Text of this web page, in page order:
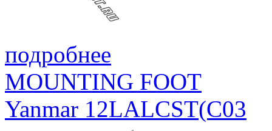
подробнее
MOUNTING FOOT
Yanmar 12LALCST(C03